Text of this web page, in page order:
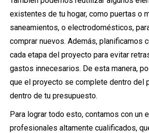
existentes de tu hogar, como puertas o
saneamientos, o electrodomésticos,
comprar nuevos. Además, planificamos
cada etapa del proyecto para evitar
gastos innecesarios. De esta manera,
que el proyecto se complete dentro del
dentro de tu presupuesto.
Para lograr todo esto, contamos con un
profesionales altamente cualificados,